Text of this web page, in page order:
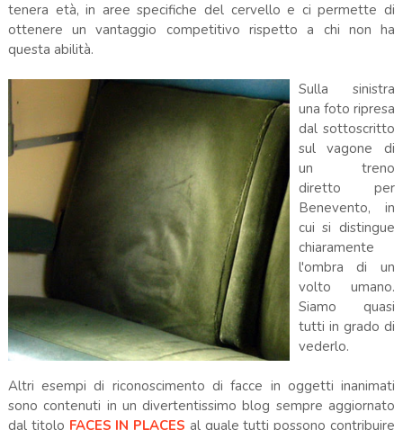
tenera età, in aree specifiche del cervello e ci permette di
ottenere un vantaggio competitivo rispetto a chi non ha
questa abilità.
Sulla sinistra
una foto ripresa
dal sottoscritto
sul vagone di
un treno
diretto per
Benevento, in
cui si distingue
chiaramente
l'ombra di un
volto umano.
Siamo quasi
tutti in grado di
vederlo.
Altri esempi di riconoscimento di facce in oggetti inanimati
sono contenuti in un divertentissimo blog sempre aggiornato
dal titolo FACES IN PLACES al quale tutti possono contribuire